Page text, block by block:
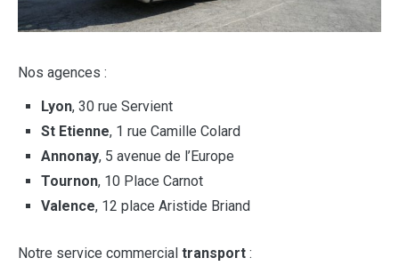
Nos agences :
Lyon, 30 rue Servient
St Etienne, 1 rue Camille Colard
Annonay, 5 avenue de l’Europe
Tournon, 10 Place Carnot
Valence, 12 place Aristide Briand
Notre service commercial transport :